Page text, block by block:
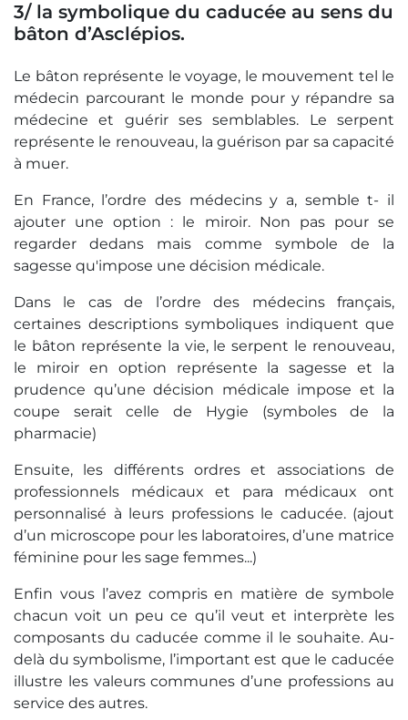
3/ la symbolique du caducée au sens du
bâton d’Asclépios.
Le bâton représente le voyage, le mouvement tel le
médecin parcourant le monde pour y répandre sa
médecine et guérir ses semblables. Le serpent
représente le renouveau, la guérison par sa capacité
à muer.
En France, l’ordre des médecins y a, semble t- il
ajouter une option : le miroir. Non pas pour se
regarder dedans mais comme symbole de la
sagesse qu'impose une décision médicale.
Dans le cas de l’ordre des médecins français,
certaines descriptions symboliques indiquent que
le bâton représente la vie, le serpent le renouveau,
le miroir en option représente la sagesse et la
prudence qu’une décision médicale impose et la
coupe serait celle de Hygie (symboles de la
pharmacie)
Ensuite, les différents ordres et associations de
professionnels médicaux et para médicaux ont
personnalisé à leurs professions le caducée. (ajout
d’un microscope pour les laboratoires, d’une matrice
féminine pour les sage femmes...)
Enfin vous l’avez compris en matière de symbole
chacun voit un peu ce qu’il veut et interprète les
composants du caducée comme il le souhaite. Au-
delà du symbolisme, l’important est que le caducée
illustre les valeurs communes d’une professions au
service des autres.